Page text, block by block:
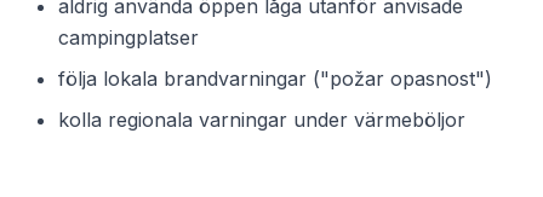
aldrig använda öppen låga utanför anvisade
campingplatser
följa lokala brandvarningar ("požar opasnost")
kolla regionala varningar under värmeböljor